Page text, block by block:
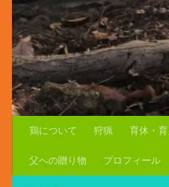
鶏について 狩猟 育休・
父への贈り物 プロフィール